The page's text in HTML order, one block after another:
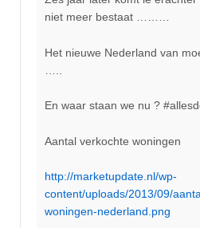
niet meer bestaat ………
Het nieuwe Nederland van
En waar staan we nu ?
Aantal verkochte woningen
http://marketupdate.nl/wp-
content/uploads/2013/09/
woningen-nederland.png